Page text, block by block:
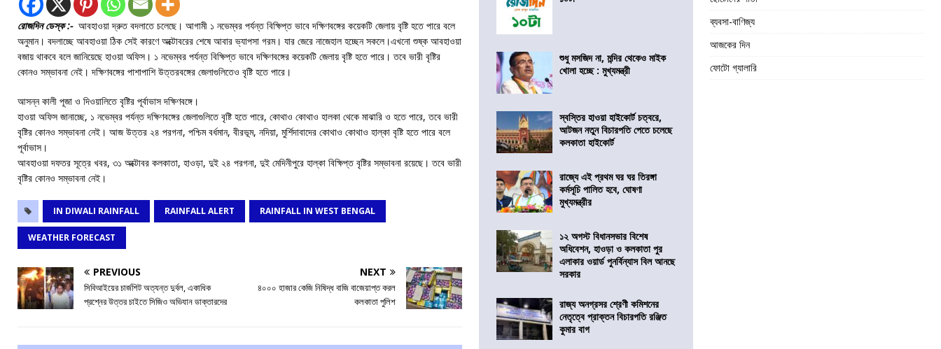
রোজদিন ডেস্ক :- আবহাওয়া দ্রুত বদলাতে চলেছে। আগামী ১ নভেম্বর পর্যন্ত বিক্ষিপ্ত ভাবে দক্ষিণবঙ্গের কয়েকটি জেলায় বৃষ্টি হতে পারে বলে
অনুমান। বদলাচ্ছে আবহাওয়া ঠিক সেই কারণে অক্টোবরের শেষে আবার ভ্যাপসা গরম। যার জেরে নাজেহাল হচ্ছেন সকলে।এখনো শুষ্ক আবহাওয়া
বজায় থাকবে বলে জানিয়েছে হাওয়া অফিস। ১ নভেম্বর পর্যন্ত বিক্ষিপ্ত ভাবে দক্ষিণবঙ্গের কয়েকটি জেলায় বৃষ্টি হতে পারে। তবে ভারী বৃষ্টির
কোনও সম্ভাবনা নেই। দক্ষিণবঙ্গের পাশাপাশি উত্তরবঙ্গের জেলাগুলিতেও বৃষ্টি হতে পারে।
আসন্ন কালী পূজা ও দিওয়ালিতে বৃষ্টির পূর্বাভাস দক্ষিণবঙ্গে।
হাওয়া অফিস জানাচ্ছে, ১ নভেম্বর পর্যন্ত দক্ষিণবঙ্গের জেলাগুলিতে বৃষ্টি হতে পারে, কোথাও কোথাও হালকা থেকে মাঝারি ও হতে পারে, তবে ভারী
বৃষ্টির কোনও সম্ভাবনা নেই। আজ উত্তর ২৪ পরগনা, পশ্চিম বর্ধমান, বীরভূম, নদিয়া, মুর্শিদাবাদের কোথাও কোথাও হাল্কা বৃষ্টি হতে পারে বলে
পূর্বাভাস।
আবহাওয়া দফতর সূত্রে খবর, ৩১ অক্টোবর কলকাতা, হাওড়া, দুই ২৪ পরগনা, দুই মেদিনীপুরে হাল্কা বিক্ষিপ্ত বৃষ্টির সম্ভাবনা রয়েছে। তবে ভারী
বৃষ্টির কোনও সম্ভাবনা নেই।
IN DIWALI RAINFALL RAINFALL ALERT RAINFALL IN WEST BENGAL
WEATHER FORECAST
PREVIOUS
সিবিআইয়ের চার্জশিট অত্যন্ত দুর্বল, একাধিক
প্রশ্নের উত্তর চাইতে সিজিও অভিযান ডাক্তারদের
NEXT
৪০০০ হাজার কেজি নিষিদ্ধ বাজি বাজেয়াপ্ত করল
কলকাতা পুলিশ
শুধু মসজিদ না, মন্দির থেকেও মাইক
খোলা হচ্ছে : মুখ্যমন্ত্রী
স্বস্তির হাওয়া হাইকোর্ট চত্বরে,
আটজন নতুন বিচারপতি পেতে চলেছে
কলকাতা হাইকোর্ট
রাজ্যে এই প্রথম ঘর ঘর তিরঙ্গা
কর্মসূচি পালিত হবে, ঘোষণা
মুখ্যমন্ত্রীর
১২ অগস্ট বিধানসভার বিশেষ
অধিবেশন, হাওড়া ও কলকাতা পুর
এলাকার ওয়ার্ড পুনর্বিন্যাস বিল আনছে
সরকার
রাজ্য অনগ্রসর শ্রেণী কমিশনের
নেতৃত্বে প্রাক্তন বিচারপতি রঞ্জিত
কুমার বাগ
ব্যবসা-বাণিজ্য
আজকের দিন
ফোটো গ্যালারি